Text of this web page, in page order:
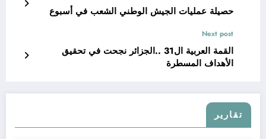
حصيلة عمليات الجيش الوطني الشعب في أسبوع
Next post
القمة العربية ال31 ..الجزائر نجحت في تحقيق
الأهداف المسطرة
تقارير